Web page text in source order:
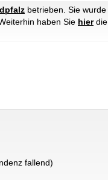
betrieben. Sie wurde
haben Sie hierdie
fallend)